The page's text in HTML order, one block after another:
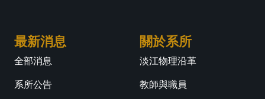
最新消息
全部消息
系所公告
關於系所
淡江物理沿革
教師與職員